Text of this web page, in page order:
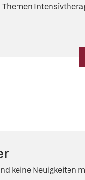
keine Neuigkeiten